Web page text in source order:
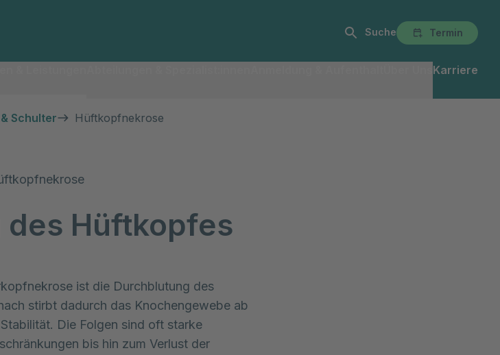
Suche Termin
Karriere
Schulter Hüftkopfnekrose
Hüftkopfes
ist die Durchblutung des
stirbt dadurch das Knochengewebe ab
Die Folgen sind oft starke
bis hin zum Verlust der